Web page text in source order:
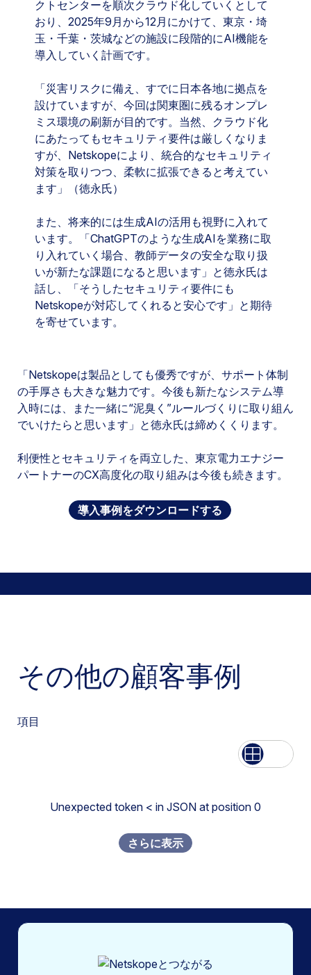
クトセンターを順次クラウド化していくとして
おり、2025年9月から12月にかけて、東京・埼
玉・千葉・茨城などの施設に段階的にAI機能を
導入していく計画です。
「災害リスクに備え、すでに日本各地に拠点を
設けていますが、今回は関東圏に残るオンプレ
ミス環境の刷新が目的です。当然、クラウド化
にあたってもセキュリティ要件は厳しくなりま
すが、Netskopeにより、統合的なセキュリティ
対策を取りつつ、柔軟に拡張できると考えてい
ます」（徳永氏）
また、将来的には生成AIの活用も視野に入れて
います。「ChatGPTのような生成AIを業務に取
り入れていく場合、教師データの安全な取り扱
いが新たな課題になると思います」と徳永氏は
話し、「そうしたセキュリティ要件にも
Netskopeが対応してくれると安心です」と期待
を寄せています。
「Netskopeは製品としても優秀ですが、サポート体制
の手厚さも大きな魅力です。今後も新たなシステム導
入時には、また一緒に“泥臭く”ルールづくりに取り組ん
でいけたらと思います」と徳永氏は締めくくります。
利便性とセキュリティを両立した、東京電力エナジー
パートナーのCX高度化の取り組みは今後も続きます。
導入事例をダウンロードする
その他の顧客事例
項目
List Grid
Unexpected token < in JSON at position 0
さらに表示